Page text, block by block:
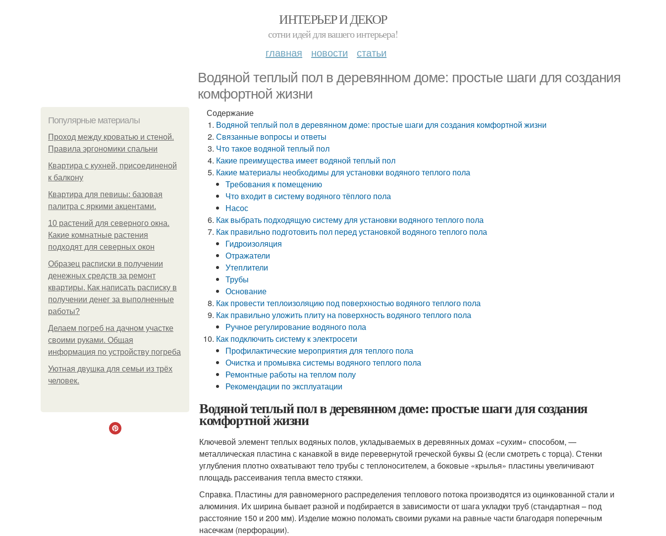
ИНТЕРЬЕР И ДЕКОР
сотни идей для вашего интерьера!
главная новости статьи
Водяной теплый пол в деревянном доме: простые шаги для создания
комфортной жизни
Популярные материалы
Проход между кроватью и стеной.
Правила эргономики спальни
Квартира с кухней, присоединеной
к балкону
Квартира для певицы: базовая
палитра с яркими акцентами.
10 растений для северного окна.
Какие комнатные растения
подходят для северных окон
Образец расписки в получении
денежных средств за ремонт
квартиры. Как написать расписку в
получении денег за выполненные
работы?
Делаем погреб на дачном участке
своими руками. Общая
информация по устройству погреба
Уютная двушка для семьи из трёх
человек.
Содержание
Водяной теплый пол в деревянном доме: простые шаги для создания комфортной жизни
Связанные вопросы и ответы
Что такое водяной теплый пол
Какие преимущества имеет водяной теплый пол
Какие материалы необходимы для установки водяного теплого пола
Требования к помещению
Что входит в систему водяного тёплого пола
Насос
Как выбрать подходящую систему для установки водяного теплого пола
Как правильно подготовить пол перед установкой водяного теплого пола
Гидроизоляция
Отражатели
Утеплители
Трубы
Основание
Как провести теплоизоляцию под поверхностью водяного теплого пола
Как правильно уложить плиту на поверхность водяного теплого пола
Ручное регулирование водяного пола
Как подключить систему к электросети
Профилактические мероприятия для теплого пола
Очистка и промывка системы водяного теплого пола
Ремонтные работы на теплом полу
Рекомендации по эксплуатации
Водяной теплый пол в деревянном доме: простые шаги для создания
комфортной жизни
Ключевой элемент теплых водяных полов, укладываемых в деревянных домах «сухим» способом, —
металлическая пластина с канавкой в виде перевернутой греческой буквы Ω (если смотреть с торца). Стенки
углубления плотно охватывают тело трубы с теплоносителем, а боковые «крылья» пластины увеличивают
площадь рассеивания тепла вместо стяжки.
Справка. Пластины для равномерного распределения теплового потока производятся из оцинкованной стали и
алюминия. Их ширина бывает разной и подбирается в зависимости от шага укладки труб (стандартная – под
расстояние 150 и 200 мм). Изделие можно поломать своими руками на равные части благодаря поперечным
насечкам (перфорации).